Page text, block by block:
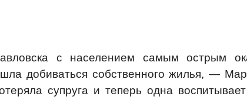
с населением самым острым
добиваться собственного жилья, —
супруга и теперь одна